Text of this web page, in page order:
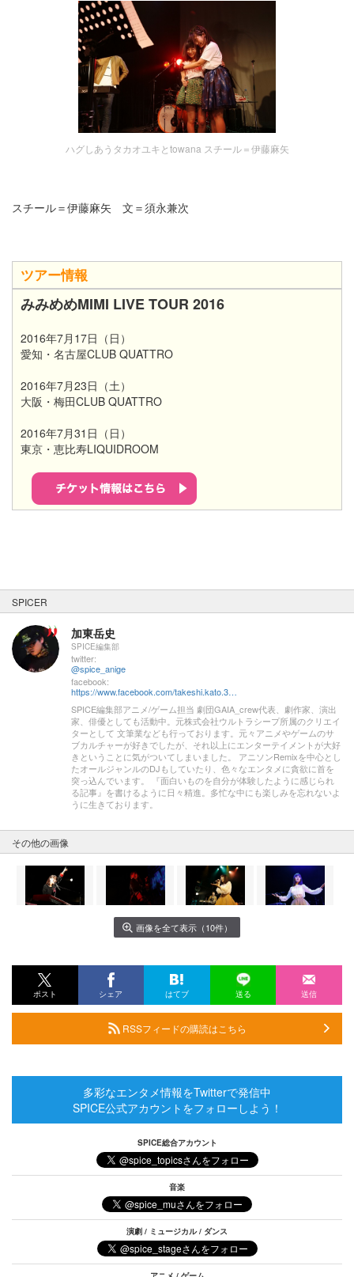
ハグしあうタカオユキとtowana スチール＝伊藤麻矢
スチール＝伊藤麻矢 文＝須永兼次
ツアー情報
みみめめMIMI LIVE TOUR 2016
2016年7月17日（日）
愛知・名古屋CLUB QUATTRO
2016年7月23日（土）
大阪・梅田CLUB QUATTRO
2016年7月31日（日）
東京・恵比寿LIQUIDROOM
SPICER
加東岳史
SPICE編集部
twitter:
@spice_anige
facebook:
https://www.facebook.com/takeshi.kato.3557
SPICE編集部アニメ/ゲーム担当 劇団GAIA_crew代表、劇作家、演出
家、俳優としても活動中。元株式会社ウルトラシープ所属のクリエイ
ターとして 文筆業なども行っております。元々アニメやゲームのサ
ブカルチャーが好きでしたが、それ以上にエンターテイメントが大好
きということに気がついてしまいました。 アニソンRemixを中心とし
たオールジャンルのDJもしていたり、色々なエンタメに貪欲に首を
突っ込んでいます。 『面白いものを自分が体験したように感じられ
る記事』を書けるように日々精進。多忙な中にも楽しみを忘れないよ
うに生きております。
その他の画像
画像を全て表示（10件）
ポスト シェア はてブ 送る 送信
RSSフィードの購読はこちら
多彩なエンタメ情報をTwitterで発信中
SPICE公式アカウントをフォローしよう！
SPICE総合アカウント
音楽
演劇 / ミュージカル / ダンス